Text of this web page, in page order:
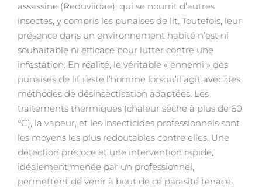
assassine (Reduviidae), qui se nourrit d’autres
insectes, y compris les punaises de lit. Toutefois, leur
présence dans un environnement habité n’est ni
souhaitable ni efficace pour lutter contre une
infestation. En réalité, le véritable « ennemi » des
punaises de lit reste l’homme lorsqu’il agit avec des
méthodes de désinsectisation adaptées. Les
traitements thermiques (chaleur sèche à plus de 60
°C), la vapeur, et les insecticides professionnels sont
les moyens les plus redoutables contre elles. Une
détection précoce et une intervention rapide,
idéalement menée par un professionnel,
permettent de venir à bout de ce parasite tenace.